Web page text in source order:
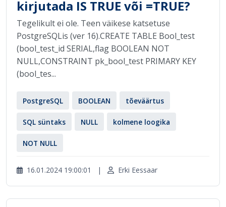
kirjutada IS TRUE või =TRUE?
Tegelikult ei ole. Teen väikese katsetuse
PostgreSQLis (ver 16).CREATE TABLE Bool_test
(bool_test_id SERIAL,flag BOOLEAN NOT
NULL,CONSTRAINT pk_bool_test PRIMARY KEY
(bool_tes...
PostgreSQL BOOLEAN tõeväärtus
SQL süntaks NULL kolmene loogika
NOT NULL
16.01.2024 19:00:01 | Erki Eessaar